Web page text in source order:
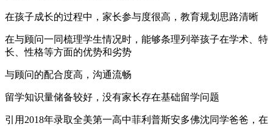
在孩子成长的过程中，家长参与度很高，教育规划思路清晰
在与顾问一同梳理学生情况时，能够条理列举孩子在学术、特
长、性格等方面的优势和劣势
与顾问的配合度高，沟通流畅
留学知识量储备较好，没有家长存在基础留学问题
引用2018年录取全美第一高中菲利普斯安多佛沈同学爸爸，在